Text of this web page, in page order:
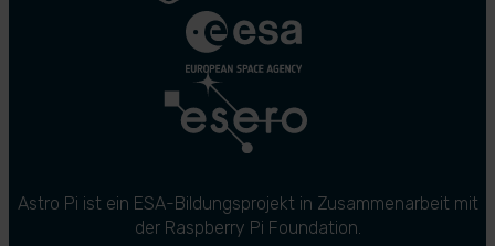
Astro Pi ist ein ESA-Bildungsprojekt in Zusammenarbeit mit
der Raspberry Pi Foundation.